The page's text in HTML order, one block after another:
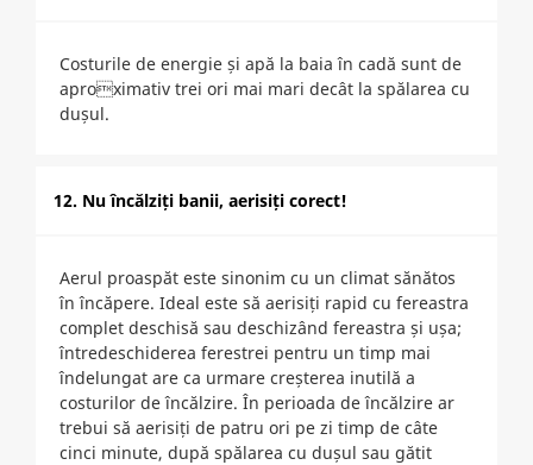
Costurile de energie și apă la baia în cadă sunt de
aproximativ trei ori mai mari decât la spălarea cu
dușul.
12. Nu încălziți banii, aerisiți corect!
Aerul proaspăt este sinonim cu un climat sănătos
în încăpere. Ideal este să aerisiți rapid cu fereastra
complet deschisă sau deschizând fereastra și ușa;
întredeschiderea ferestrei pentru un timp mai
îndelungat are ca urmare creșterea inutilă a
costurilor de încălzire. În perioada de încălzire ar
trebui să aerisiți de patru ori pe zi timp de câte
cinci minute, după spălarea cu dușul sau gătit